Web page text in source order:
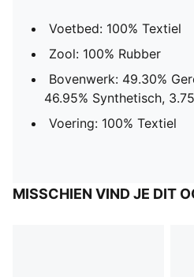
Voetbed: 100% Textiel
Zool: 100% Rubber
Bovenwerk: 49.30%
46.95% Synthetisch,
Voering: 100% Textiel
MISSCHIEN VIND JE DIT